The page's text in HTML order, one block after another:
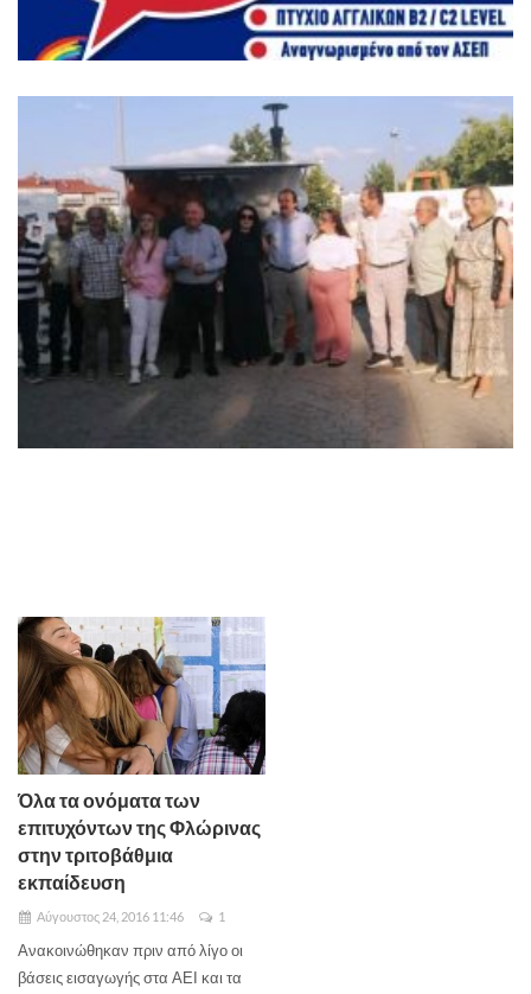
Όλα τα ονόματα των
επιτυχόντων της Φλώρινας
στην τριτοβάθμια
εκπαίδευση
Αύγουστος 24, 2016 11:46 1
Ανακοινώθηκαν πριν από λίγο οι
βάσεις εισαγωγής στα ΑΕΙ και τα